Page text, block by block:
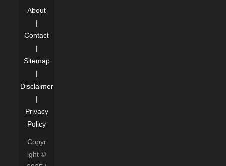
About
|
Contact
|
Sitemap
|
Disclaimer
|
Privacy
Policy
Copyr
ight ©